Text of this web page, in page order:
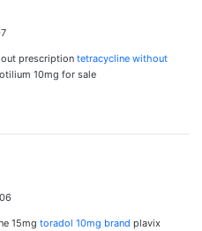
prescription tetracycline without
10mg for sale
15mg toradol 10mg brand plavix